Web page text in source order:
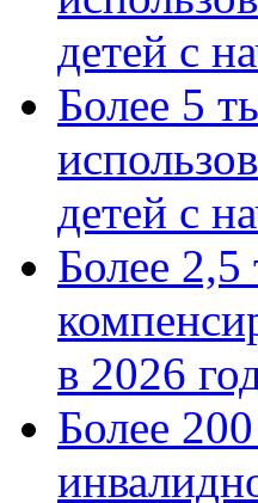
детей с
Более 5
детей с
Более 2,5
в 2026
Более